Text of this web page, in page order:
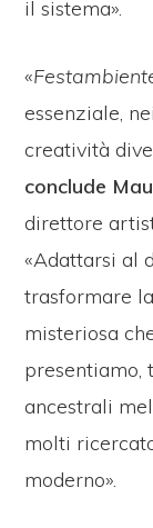
il sistema».
«
essenziale,
creatività
conclude
direttore
«Adattarsi al
trasformare
misteriosa
presentiamo,
ancestrali
molti
moderno».